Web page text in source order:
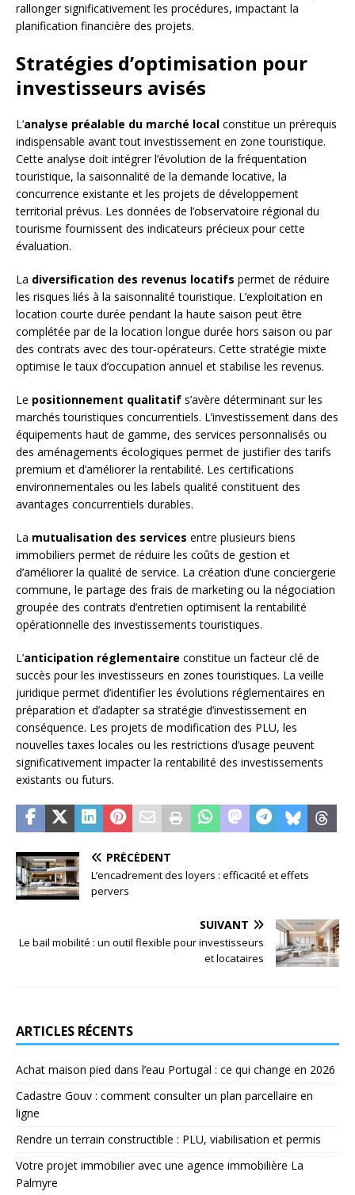
rallonger significativement les procédures, impactant la
planification financière des projets.
Stratégies d’optimisation pour
investisseurs avisés
L’analyse préalable du marché local constitue un prérequis
indispensable avant tout investissement en zone touristique.
Cette analyse doit intégrer l’évolution de la fréquentation
touristique, la saisonnalité de la demande locative, la
concurrence existante et les projets de développement
territorial prévus. Les données de l’observatoire régional du
tourisme fournissent des indicateurs précieux pour cette
évaluation.
La diversification des revenus locatifs permet de réduire
les risques liés à la saisonnalité touristique. L’exploitation en
location courte durée pendant la haute saison peut être
complétée par de la location longue durée hors saison ou par
des contrats avec des tour-opérateurs. Cette stratégie mixte
optimise le taux d’occupation annuel et stabilise les revenus.
Le positionnement qualitatif s’avère déterminant sur les
marchés touristiques concurrentiels. L’investissement dans des
équipements haut de gamme, des services personnalisés ou
des aménagements écologiques permet de justifier des tarifs
premium et d’améliorer la rentabilité. Les certifications
environnementales ou les labels qualité constituent des
avantages concurrentiels durables.
La mutualisation des services entre plusieurs biens
immobiliers permet de réduire les coûts de gestion et
d’améliorer la qualité de service. La création d’une conciergerie
commune, le partage des frais de marketing ou la négociation
groupée des contrats d’entretien optimisent la rentabilité
opérationnelle des investissements touristiques.
L’anticipation réglementaire constitue un facteur clé de
succès pour les investisseurs en zones touristiques. La veille
juridique permet d’identifier les évolutions réglementaires en
préparation et d’adapter sa stratégie d’investissement en
conséquence. Les projets de modification des PLU, les
nouvelles taxes locales ou les restrictions d’usage peuvent
significativement impacter la rentabilité des investissements
existants ou futurs.
PRÉCÉDENT
L’encadrement des loyers : efficacité et effets
pervers
SUIVANT
Le bail mobilité : un outil flexible pour investisseurs
et locataires
ARTICLES RÉCENTS
Achat maison pied dans l’eau Portugal : ce qui change en 2026
Cadastre Gouv : comment consulter un plan parcellaire en
ligne
Rendre un terrain constructible : PLU, viabilisation et permis
Votre projet immobilier avec une agence immobilière La
Palmyre